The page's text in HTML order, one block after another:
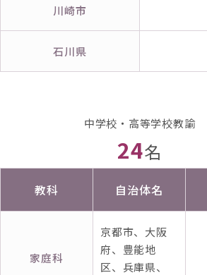
川崎市
石川県
中学校・高等学校教諭
24名
教科 自治体名
家庭科
京都市、大阪
府、豊能地
区、兵庫県、